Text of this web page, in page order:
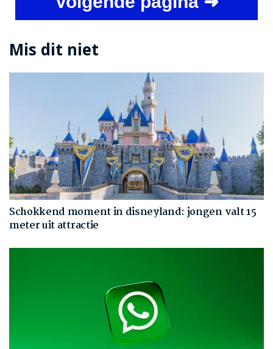
Mis dit niet
Schokkend moment in disneyland: jongen valt 15
meter uit attractie